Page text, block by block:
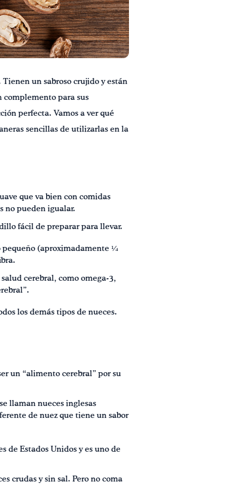
Tienen un sabroso crujido y están
complemento para sus
perfecta. Vamos a ver qué
sencillas de utilizarlas en la
que va bien con comidas
no pueden igualar.
fácil de preparar para llevar.
pequeño (aproximadamente ¼
cerebral, como omega-3,
los demás tipos de nueces.
un “alimento cerebral” por su
llaman nueces inglesas
de nuez que tiene un sabor
de Estados Unidos y es uno de
crudas y sin sal. Pero no coma